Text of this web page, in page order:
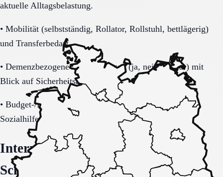
aktuelle Alltagsbelastung.
• Mobilität (selbstständig, Rollator, Rollstuhl, bettlägerig)
und Transferbedarf.
• Demenzbezogene Anforderungen (ja, nein, unklar) mit
Blick auf Sicherheitsaspekte.
• Budget-/Kostenträgerrahmen (privat, Pflegekasse,
Sozialhilfe möglich).
Interne Orientierung und nächste
Schritte